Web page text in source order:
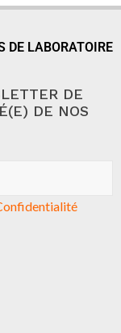
DE LABORATOIRE
DE
DE NOS